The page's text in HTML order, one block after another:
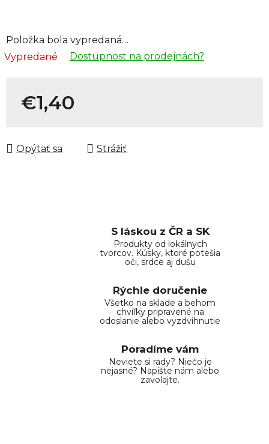
Položka bola vypredaná…
Vypredané
Dostupnost na prodejnách?
€1,40
Opýtať sa Strážiť
S láskou z ČR a SK
Produkty od lokálnych
tvorcov. Kúsky, ktoré potešia
oči, srdce aj dušu
Rýchle doručenie
Všetko na sklade a behom
chvíľky pripravené na
odoslanie alebo vyzdvihnutie
Poradíme vám
Neviete si rady? Niečo je
nejasné? Napíšte nám alebo
zavolajte.